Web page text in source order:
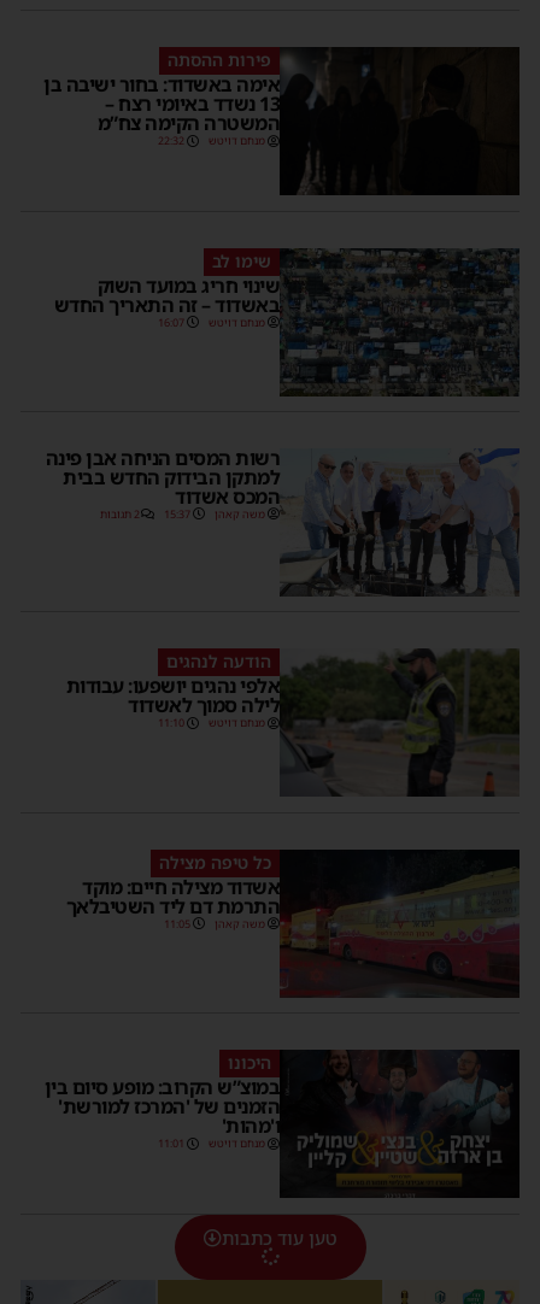
פירות ההסתה
אימה באשדוד: בחור ישיבה בן
13 נשדד באיומי רצח –
המשטרה הקימה צח”מ
מנחם דויטש 22:32
שימו לב
שינוי חריג במועד השוק
באשדוד – זה התאריך החדש
מנחם דויטש 16:07
רשות המסים הניחה אבן פינה
למתקן הבידוק החדש בבית
המכס אשדוד
משה קאהן 15:37 2 תגובות
הודעה לנהגים
אלפי נהגים יושפעו: עבודות
לילה סמוך לאשדוד
מנחם דויטש 11:10
כל טיפה מצילה
אשדוד מצילה חיים: מוקד
התרמת דם ליד השטיבלאך
משה קאהן 11:05
היכונו
במוצ”ש הקרוב: מופע סיום בין
הזמנים של 'המרכז למורשת'
ו'מהות'
מנחם דויטש 11:01
טען עוד כתבות